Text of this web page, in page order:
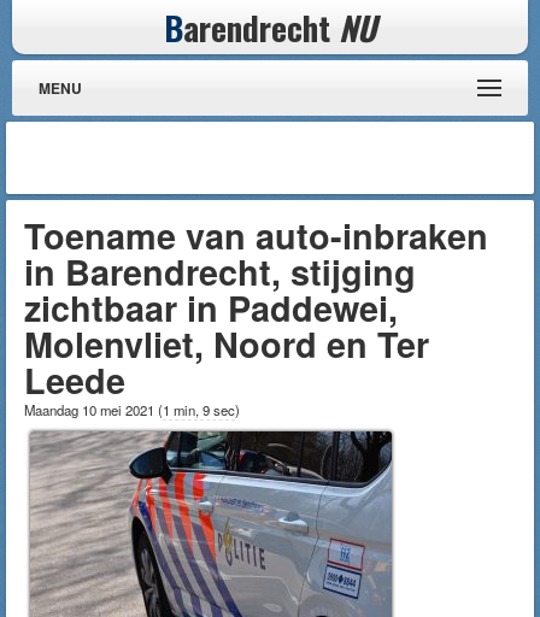
Barendrecht NU
MENU
Toename van auto-inbraken
in Barendrecht, stijging
zichtbaar in Paddewei,
Molenvliet, Noord en Ter
Leede
Maandag 10 mei 2021 (1 min, 9 sec)